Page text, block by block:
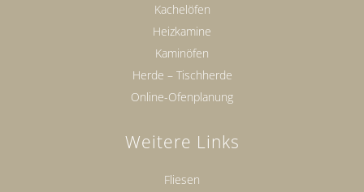
Kachelöfen
Heizkamine
Kaminöfen
Herde – Tischherde
Online-Ofenplanung
Weitere Links
Fliesen